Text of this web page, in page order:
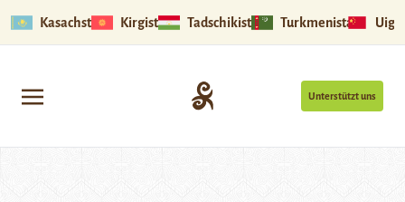
Kasachstan Kirgistan Tadschikistan Turkmenistan
Unterstützt uns